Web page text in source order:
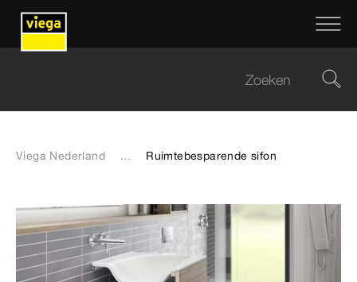
Viega Nederland ... Ruimtebesparende sifon